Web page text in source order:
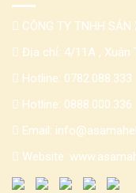
CÔNG TY TNHH
Địa chỉ: 4/11A , Xuân
Hotline: 0782.088.333
Hotline: 0888.000.336
Email:
Website: